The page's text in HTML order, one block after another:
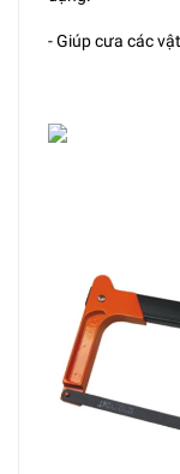
- Giúp cưa các